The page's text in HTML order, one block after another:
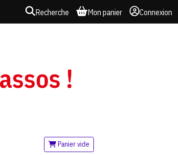
Recherche Mon panier Connexion
!
Panier vide